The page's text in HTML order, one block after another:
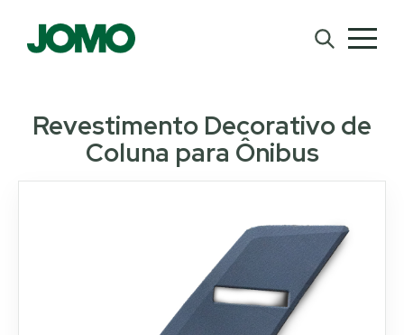
Revestimento Decorativo de
Coluna para Ônibus